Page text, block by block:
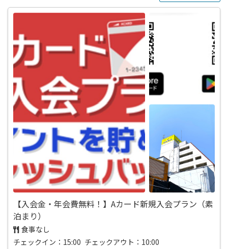
【入会金・年会費無料！】Aカード新規入会プラン（素
泊まり）
食事なし
チェックイン：15:00 チェックアウト：10:00